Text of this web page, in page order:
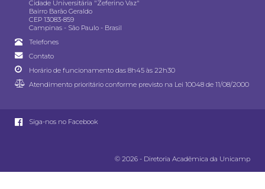
Cidade Universitária "Zeferino Vaz"
Bairro Barão Geraldo
CEP 13083-859
Campinas - São Paulo - Brasil
Telefones
Contato
Horário de funcionamento das 8h45 às 22h30
Atendimento prioritário conforme previsto na Lei 10048 de 11/08/2000
Siga-nos no Facebook
© 2026 - Diretoria Acadêmica da Unicamp